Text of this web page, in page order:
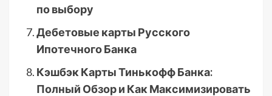
по выбору
Дебетовые карты Русского
Ипотечного Банка
Кэшбэк Карты Тинькофф Банка:
Полный Обзор и Как Максимизировать